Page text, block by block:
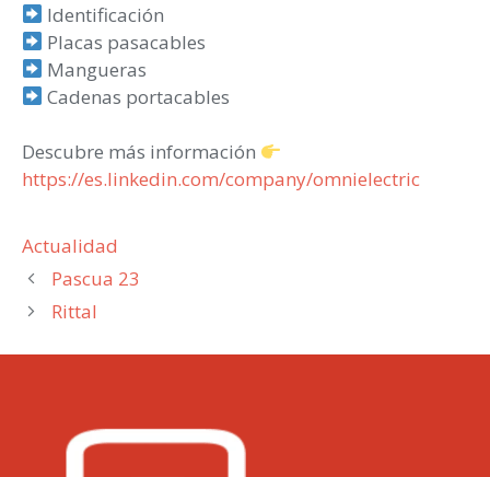
Identificación
Placas pasacables
Mangueras
Cadenas portacables
Descubre más información
https://es.linkedin.com/company/omnielectric
Categorías
Actualidad
Pascua 23
Rittal